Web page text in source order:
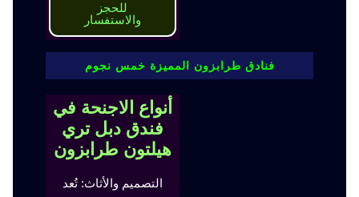
للحجز
والاستفسار
فنادق طرابزون المميزة خمس نجوم
أنواع الاجنحة في
فندق دبل تري
هيلتون طرابزون
التصميم والأثاث: تُعد